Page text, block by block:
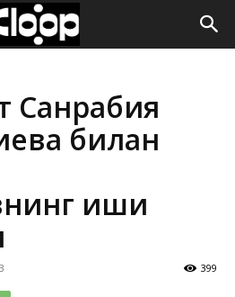
Санрабия
билан
иши
399